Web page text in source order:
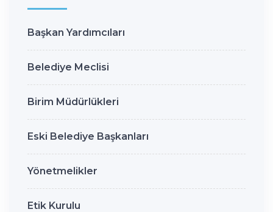
Başkan Yardımcıları
Belediye Meclisi
Birim Müdürlükleri
Eski Belediye Başkanları
Yönetmelikler
Etik Kurulu